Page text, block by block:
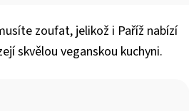
zoufat, jelikož i Paříž nabízí
skvělou veganskou kuchyni.